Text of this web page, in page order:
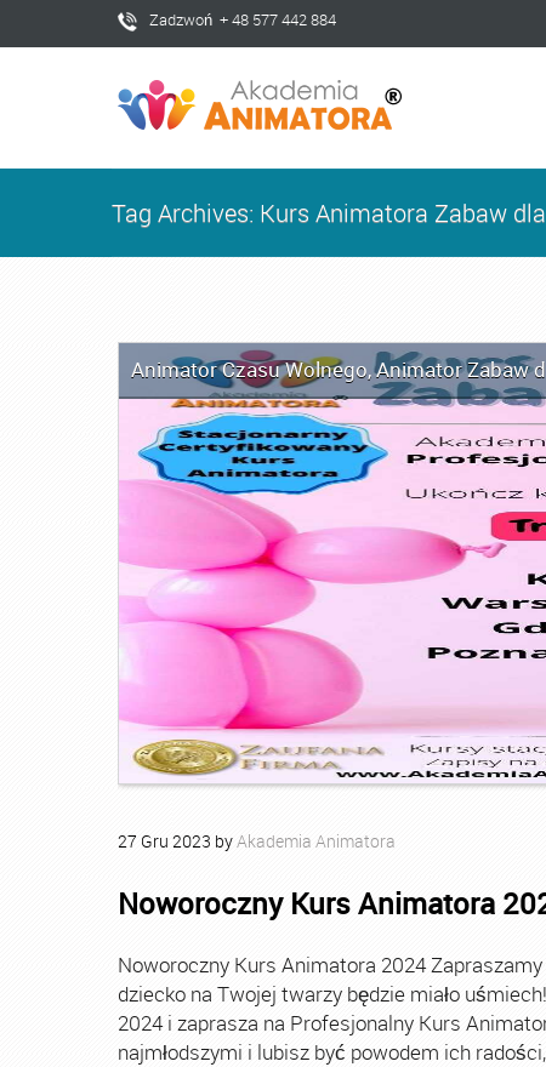
Zadzwoń + 48 577 442 884
Tag Archives: Kurs Animatora Zabaw
Animator Czasu Wolnego,Animator Zabaw
27 Gru 2023 byAkademia Animatora
Noworoczny Kurs Animatora
Noworoczny Kurs Animatora 2024
dziecko na Twojej twarzy będzie miało
2024 i zaprasza na Profesjonalny Kurs
najmłodszymi i lubisz być powodem ich